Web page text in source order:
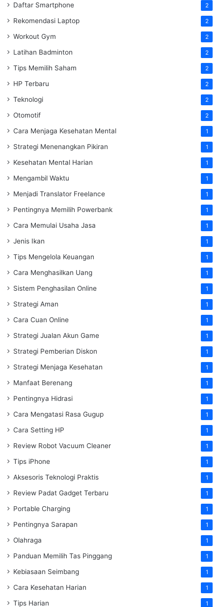
Daftar Smartphone 2
Rekomendasi Laptop 2
Workout Gym 2
Latihan Badminton 2
Tips Memilih Saham 2
HP Terbaru 2
Teknologi 2
Otomotif 2
Cara Menjaga Kesehatan Mental 1
Strategi Menenangkan Pikiran 1
Kesehatan Mental Harian 1
Mengambil Waktu 1
Menjadi Translator Freelance 1
Pentingnya Memilih Powerbank 1
Cara Memulai Usaha Jasa 1
Jenis Ikan 1
Tips Mengelola Keuangan 1
Cara Menghasilkan Uang 1
Sistem Penghasilan Online 1
Strategi Aman 1
Cara Cuan Online 1
Strategi Jualan Akun Game 1
Strategi Pemberian Diskon 1
Strategi Menjaga Kesehatan 1
Manfaat Berenang 1
Pentingnya Hidrasi 1
Cara Mengatasi Rasa Gugup 1
Cara Setting HP 1
Review Robot Vacuum Cleaner 1
Tips iPhone 1
Aksesoris Teknologi Praktis 1
Review Padat Gadget Terbaru 1
Portable Charging 1
Pentingnya Sarapan 1
Olahraga 1
Panduan Memilih Tas Pinggang 1
Kebiasaan Seimbang 1
Cara Kesehatan Harian 1
Tips Harian 1